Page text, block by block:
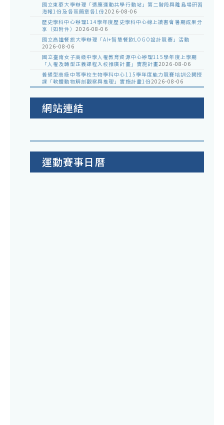
國立東華大學辦理「適應運動共學行動站」第二階段與離島場研習
海報1份及各區簡章各1份2026-08-06
歷史學科中心辦理114學年度歷史學科中心線上讀書會暑期成果分
享（如附件） 2026-08-06
國立高雄餐旅大學辦理「AI+智慧餐飲LOGO設計競賽」活動
2026-08-06
國立臺南女子高級中學人權教育資源中心辦理115學年度上學期
「人權及轉型正義課程入校推廣計畫」實施計畫2026-08-06
普通型高級中等學校生物學科中心115學年度能力競賽培訓公開授
課「軟體動物解剖觀察與推理」實施計畫1份2026-08-06
網站連結
運動賽事日曆